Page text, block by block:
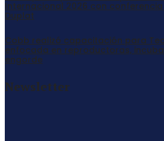
Internacional 2026 con
Duplat
Cobb realizó capacitación para
enfocada en reproductoras,
engorde
Newsletter